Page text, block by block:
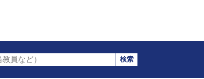
員など）
検索